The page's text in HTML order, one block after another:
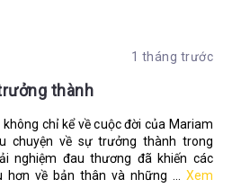
1 tháng trước
thành
không chỉ kể về cuộc đời của Mariam
chuyện về sự trưởng thành trong
nghiệm đau thương đã khiến các
về bản thân và những ...
Xem